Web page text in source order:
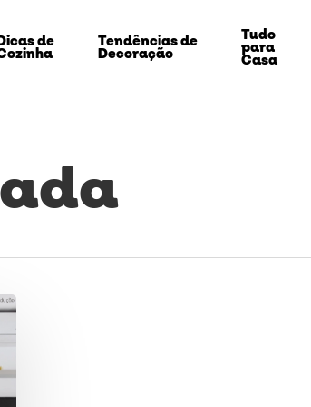
de Tendências de
Decoração
Tudo
para
Casa